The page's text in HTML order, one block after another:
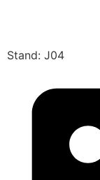
Stand: J04